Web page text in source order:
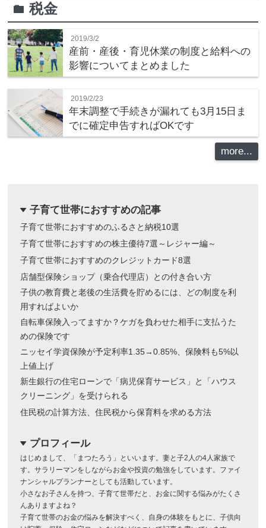
folder税金
2019/3/2
産前・産後・育児休業の制度と給料への
影響についてまとめました
2019/2/23
年末調整で手続きが漏れても3月15日ま
でに確定申告すればOKです
more...
dropdown 子育て世帯におすすめの記事
子育て世帯におすすめのふるさと納税10選
子育て世帯におすすめの株主優待7選～レジャー編～
子育て世帯におすすめのクレジットカード8選
店舗型保険ショップ（乗合代理店）との付き合い方
子供の教育費と老後の生活費を貯めるには、どの制度を利
用すればよいか
自転車保険入ってますか？ケガを負わせた相手に支払うた
めの保険です
ニッセイ学資保険が予定利率1.35→0.85%、保険料も5%以
上値上げ
新生銀行の住宅ローンで「病児保育サービス」と「ハウス
クリーニング」を受けられる
住民税の計算方法、住民税から保育料を求める方法
dropdown プロフィール
はじめまして、「まつたろう」といいます。妻と子2人の4人家族で
す。サラリーマンをしながらお金や投資の勉強をしています。ファイ
ナンシャルプランナーとしても活動しています。
小さなお子さんを持つ、子育て世帯だと、お金に関する悩みがたくさ
んありますよね？
子育て世帯のお金の悩みを解決すべく、自身の体験をもとに、子供向